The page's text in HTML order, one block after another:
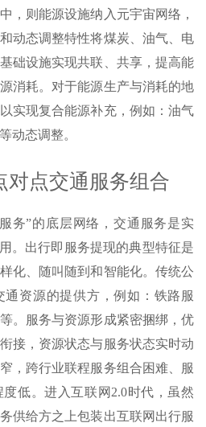
，则能源设施纳入元宇宙网络，
动态调整特性将煤炭、油气、电
础设施实现共联、共享，提高能
消耗。对于能源生产与消耗的地
实现复合能源补充，例如：油气
动态调整。
对点交通服务组合
务”的底层网络，交通服务是实
。出行即服务提现的典型特征是
化、随叫随到和智能化。传统公
资源的提供方，例如：铁路服
。服务与资源形成紧密捆绑，优
接，资源状态与服务状态实时动
，跨行业联程服务组合困难、服
低。进入互联网2.0时代，虽然
供给方之上包装出互联网出行服